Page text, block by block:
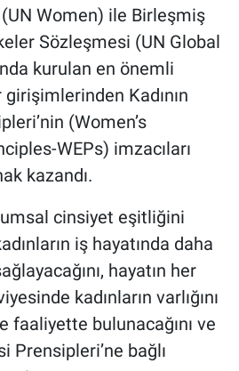
Women) ile Birleşmiş
Sözleşmesi (UN Global
kurulan en önemli
Kadının
(Women’s
WEPs) imzacıları
kazandı.
cinsiyet eşitliğini
iş hayatında daha
hayatın her
kadınların varlığını
faaliyette bulunacağını ve
Prensipleri’ne bağlı